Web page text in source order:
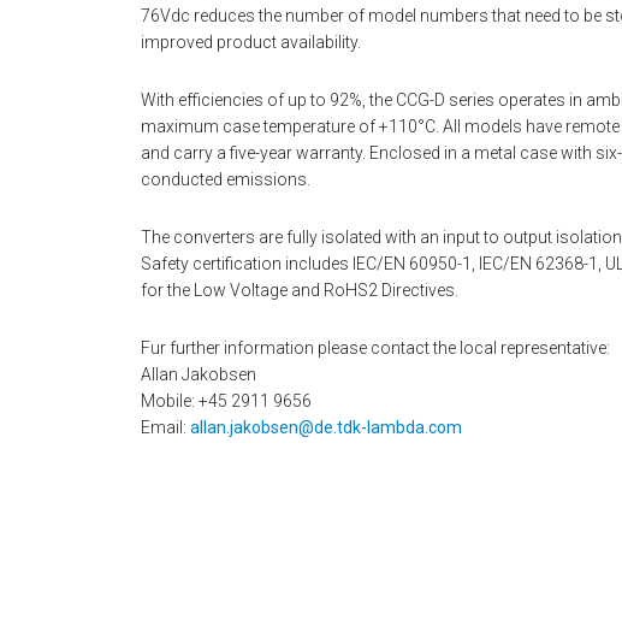
76Vdc reduces the number of model numbers that need to be
improved product availability.
With efficiencies of up to 92%, the CCG-D series operates in
maximum case temperature of +110°C. All models have
and carry a five-year warranty. Enclosed in a metal case with
conducted emissions.
The converters are fully isolated with an input to output
Safety certification includes IEC/EN 60950-1, IEC/EN 62368-1,
for the Low Voltage and RoHS2 Directives.
Fur further information please contact the local representative:
Allan Jakobsen
Mobile: +45 2911 9656
Email: allan.jakobsen@de.tdk-lambda.com